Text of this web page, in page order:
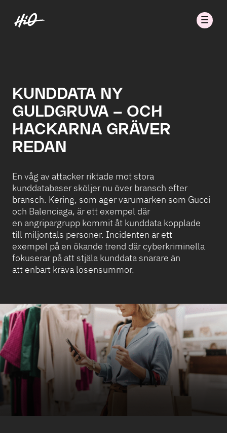
KUNDDATA NY
GULDGRUVA – OCH
HACKARNA GRÄVER
REDAN
En våg av attacker riktade mot stora
kunddatabaser sköljer nu över bransch efter
bransch. Kering, som äger varumärken som Gucci
och Balenciaga, är ett exempel där
en angripargrupp kommit åt kunddata kopplade
till miljontals personer. Incidenten är ett
exempel på en ökande trend där cyberkriminella
fokuserar på att stjäla kunddata snarare än
att enbart kräva lösensummor.